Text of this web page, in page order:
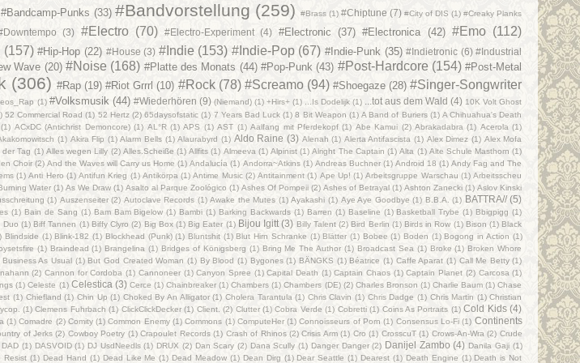
#Bandcamp-Punks (33) #Bandvorstellung (259) #Brass (1) #Chiptune (7) #City of DIS (1) #Creaky Planks
(3) #Electro (70) #Electro-Experiment (4) #Electronic (37) #Electronica (42) #Emo (112)
(157) #Hip-Hop (22) #House (3) #Indie (153) #Indie-Pop (67) #Indie-Punk (35) #Indietronic (6) #Industrial
Wave (20) #Noise (168) #Platte des Monats (44) #Pop-Punk (43) #Post-Hardcore (154) #Post-Metal
(306) #Rap (19) #Riot Grrrl (10) #Rock (78) #Screamo (94) #Shoegaze (28) #Singer-Songwriter
(1) #Volksmusik (44) #Wiederhören (9) (Niemand) (1) +Hirs+ (1) ...Is Dodelijk (1) ...tot aus dem Wald (4) 10K Volt Ghost
52 Commercial Road (1) 52 Hertz (2) 65daysofstatic (1) 7 Years Bad Luck (1) 8 Bit Weapon (1) A Band of Buriers (1) A Chihuahua's Death
(1) ACxDC (Antichrist Demoncore) (1) AL°R (1) APS (1) AST (1) Aalfang mit Pferdekopf (1) Abe Kamui (2) Abrakadabra (1) Acerola (1)
(1) Akira Flip (1) Alarm Bells (1) Alaurabyrd (1) Aldo Raine (3) Alenah (1) Alerta Antifascista (1) Alex Dimez (1) Alex Mofa
der Tag (1) Alles wegen Lilly (2) Alles.Scheiße (1) Allfits (1) Almeeva (1) Alpinist (1) Alright The Captain (1) Alta (1) Alte Schule Masthorn (1)
Choir (2) And the Waves will Carry us Home (1) Andalucía (1) Andorra~Atkins (1) Andreas Buchner (1) Android 18 (1) Andy Fag and The
(1) Anti Hero (1) Antifun Krieg (1) Antikörpa (1) Antime Music (2) Antitainment (1) Ape Up! (1) Arbeitsgruppe Warschau (1) Arbeitsscheu
Water (1) As We Draw (1) Asalto al Parque Zoológico (1) Ashes Of Pompeii (2) Ashes of Betrayal (1) Ashton Zanecki (1) Aslov Kinski
(1) Auszenseiter (2) Autoclave Records (1) Awake the Mutes (1) Ayakashi (1) Aye Aye Goodbye (1) B.B.A. (1) BATTRA// (5)
(1) Bain de Sang (1) Bam Bam Bigelow (1) Bambi (1) Barking Backwards (1) Barren (1) Baseline (1) Basketball Trybe (1) Bbigpigg (1)
Duo (1) Biff Tannen (1) Biffy Clyro (2) Big Box (1) Big Eater (1) Bijou Igitt (3) Billy Talent (2) Bird Berlin (1) Birds in Row (1) Bison (1) Black
Blindside (1) Blink-182 (1) Blockhead (Punk) (1) Bluntshit (1) Blut Hirn Schranke (1) Blätter (1) Bobee (1) Boden (1) Bogong in Action (1)
(1) Braindead (1) Brangelina (1) Bridges of Königsberg (1) Bring Me The Author (1) Broadcast Sea (1) Broke (1) Broken Whore
Business As Usual (1) But God Created Woman (1) By Blood (1) Bygones (1) BÄNGKS (1) Béatrice (1) Caffe Aparat (1) Call Me Betty (1)
(2) Cannon for Cordoba (1) Cannoneer (1) Canyon Spree (1) Capital Death‎ (1) Captain Chaos (1) Captain Planet (2) Carcosa (1)
(1) Celeste (1) Celestica (3) Cerce (1) Chainbreaker (1) Chambers (1) Chambers (DE) (2) Charles Bronson (1) Charlie Baum (1) Chase
(1) Chiefland (1) Chin Up (1) Choked By An Alligator (1) Cholera Tarantula (1) Chris Clavin (1) Chris Dadge (1) Chris Martin (1) Christian
(1) Clemens Fuhrbach (1) ClickClickDecker (1) Client. (2) Clutter (1) Cobra Verde (1) Cobretti (1) Coins As Portraits (1) Cold Kids (4)
(1) Comadre (2) Comity (1) Common Enemy (1) Commons (1) ComputeHer (1) Connoisseurs of Porn (1) Consensus Lo-Fi (1) Continents
of Jerks (2) Cowboy Poetry (1) Crapoulet Records (1) Crash of Rhinos (2) Crisis Arm (1) Cro (1) CrosscuT (1) Crows-An-Wra (2) Crude
DAD (1) DASVOID (1) DJ UsdNeedls (1) DRUX (2) Dan Scary (2) Dana Scully (1) Danger Danger (2) Danijel Zambo (4) Danila Gaji (1)
Resist (1) Dead Hand (1) Dead Like Me (1) Dead Meadow (1) Dean Dirg (1) Dear Seattle (1) Dearest (1) Death Engine (1) Death is Not